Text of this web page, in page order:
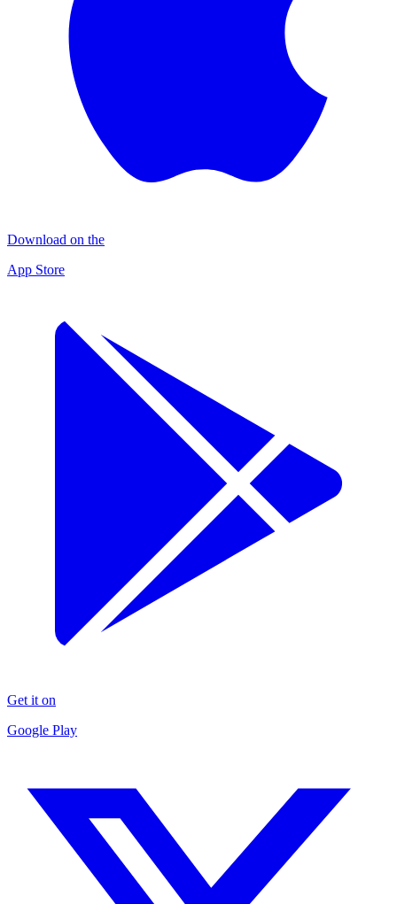
Download on the
App Store
Get it on
Google Play